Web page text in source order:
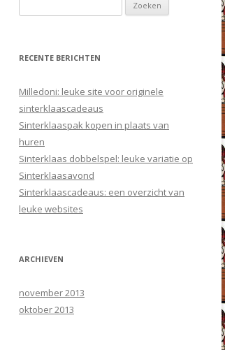
naar:
RECENTE BERICHTEN
Milledoni: leuke site voor originele
sinterklaascadeaus
Sinterklaaspak kopen in plaats van
huren
Sinterklaas dobbelspel: leuke variatie op
Sinterklaasavond
Sinterklaascadeaus: een overzicht van
leuke websites
ARCHIEVEN
november 2013
oktober 2013